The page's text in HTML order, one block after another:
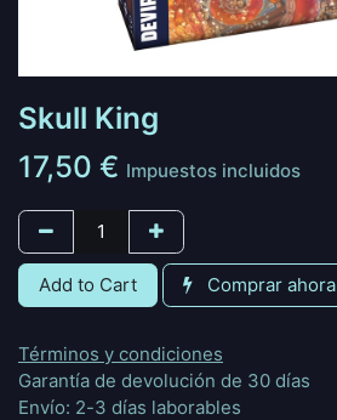
Skull King
17,50 € Impuestos incluidos
Add to Cart Comprar ahora
Términos y condiciones
Garantía de devolución de 30 días
Envío: 2-3 días laborables